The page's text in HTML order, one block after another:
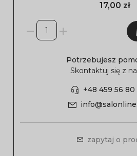
17,00 zł
Potrzebujesz
Skontaktuj się z
+48 459 56 80
zapytaj o